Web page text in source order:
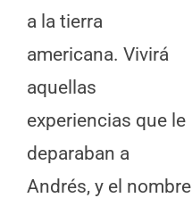
a la tierra
americana. Vivirá
aquellas
experiencias que le
deparaban a
Andrés, y el nombre